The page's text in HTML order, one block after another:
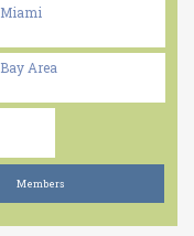
Miami
Bay Area
Members